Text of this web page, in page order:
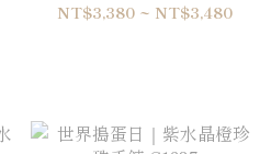
NT$3,380 ~ NT$3,480